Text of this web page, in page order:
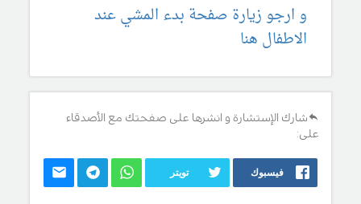
و ارجو زيارة صفحة بدء المشي عند
الاطفال هنا
شارك الإستشارة و انشرها على صفحتك مع الأصدقاء
على:
فيسبوك تويتر